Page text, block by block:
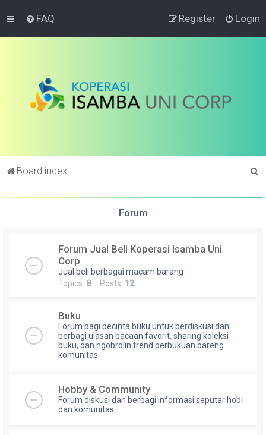
FAQ Login
Register
Board index
Forum
Forum Jual Beli Koperasi Isamba Uni
Corp
Jual beli berbagai macam barang
Topics: 8 Posts: 12
Buku
Forum bagi pecinta buku untuk berdiskusi dan
berbagi ulasan bacaan favorit, sharing koleksi
buku, dan ngobrolin trend perbukuan bareng
komunitas.
Hobby & Community
Forum diskusi dan berbagi informasi seputar hobi
dan komunitas.